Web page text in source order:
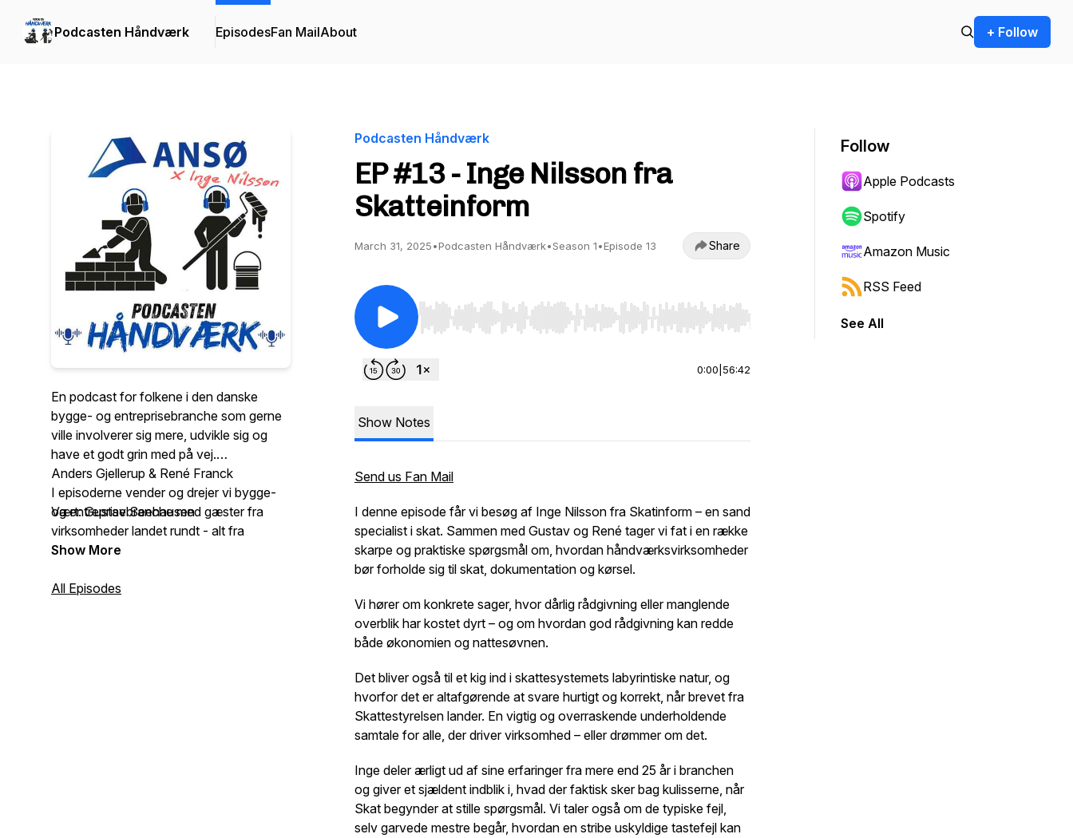
Podcasten Håndværk EpisodesFan MailAbout + Follow
En podcast for folkene i den danske
bygge- og entreprisebranche som gerne
ville involverer sig mere, udvikle sig og
have et godt grin med på vej.
I episoderne vender og drejer vi bygge-
og entreprisebranche med gæster fra
virksomheder landet rundt - alt fra
håndværkerne
Anders Gjellerup & René Franck
Vært: Gustav Seehausen
Produktion og Lyddesign: Johan Stræde
Show More
All Episodes
Podcasten Håndværk
EP #13 - Inge Nilsson fra
Skatteinform
March 31, 2025•Podcasten Håndværk•Season 1•Episode 13 Share
Use Left/Right to seek, Home/End to jump to start or end. Hold shift to jump forward or backward.
0:00 56:42
Show Notes
Send us Fan Mail
I denne episode får vi besøg af Inge Nilsson fra Skatinform – en sand
specialist i skat. Sammen med Gustav og René tager vi fat i en række
skarpe og praktiske spørgsmål om, hvordan håndværksvirksomheder
bør forholde sig til skat, dokumentation og kørsel.
Vi hører om konkrete sager, hvor dårlig rådgivning eller manglende
overblik har kostet dyrt – og om hvordan god rådgivning kan redde
både økonomien og nattesøvnen.
Det bliver også til et kig ind i skattesystemets labyrintiske natur, og
hvorfor det er altafgørende at svare hurtigt og korrekt, når brevet fra
Skattestyrelsen lander. En vigtig og overraskende underholdende
samtale for alle, der driver virksomhed – eller drømmer om det.
Inge deler ærligt ud af sine erfaringer fra mere end 25 år i branchen
og giver et sjældent indblik i, hvad der faktisk sker bag kulisserne, når
Skat begynder at stille spørgsmål. Vi taler også om de typiske fejl,
selv garvede mestre begår, hvordan en stribe uskyldige tastefejl kan
Follow
Apple Podcasts
Spotify
Amazon Music
RSS Feed
See All